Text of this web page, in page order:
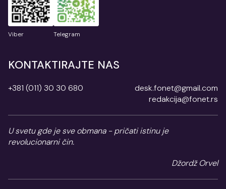
Viber Telegram
KONTAKTIRAJTE NAS
+381 (011) 30 30 680
desk.fonet@gmail.com
redakcija@fonet.rs
U svetu gde je sve obmana - pričati istinu je
revolucionarni čin.
Džordž Orvel